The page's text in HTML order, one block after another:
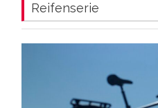
Reifenserie